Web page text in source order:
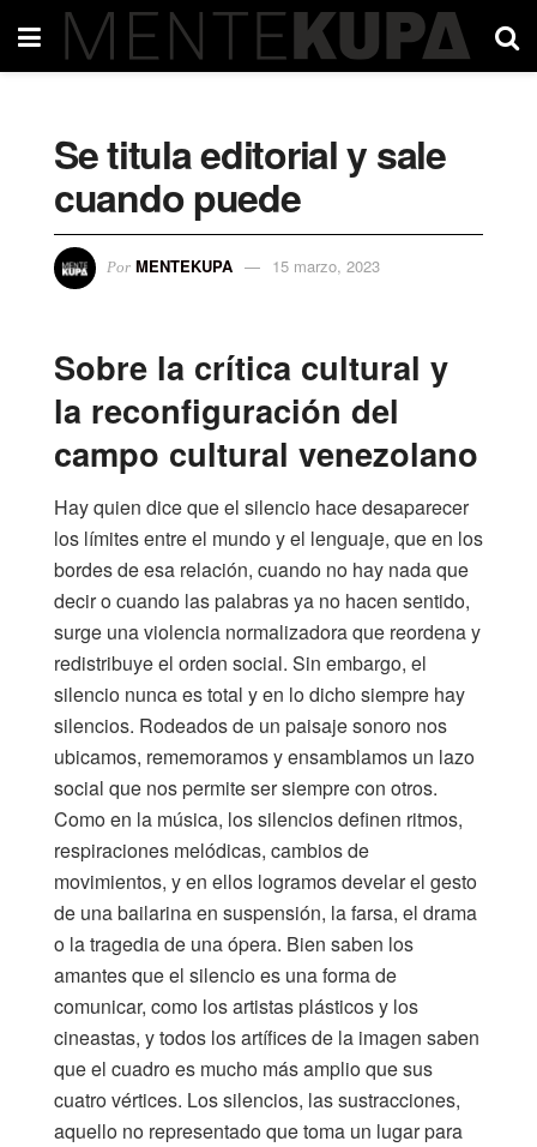
Se titula editorial y sale
cuando puede
Por MENTEKUPA 15 marzo, 2023
Sobre la crítica cultural y
la reconfiguración del
campo cultural venezolano
Hay quien dice que el silencio hace desaparecer
los límites entre el mundo y el lenguaje, que en los
bordes de esa relación, cuando no hay nada que
decir o cuando las palabras ya no hacen sentido,
surge una violencia normalizadora que reordena y
redistribuye el orden social. Sin embargo, el
silencio nunca es total y en lo dicho siempre hay
silencios. Rodeados de un paisaje sonoro nos
ubicamos, rememoramos y ensamblamos un lazo
social que nos permite ser siempre con otros.
Como en la música, los silencios definen ritmos,
respiraciones melódicas, cambios de
movimientos, y en ellos logramos develar el gesto
de una bailarina en suspensión, la farsa, el drama
o la tragedia de una ópera. Bien saben los
amantes que el silencio es una forma de
comunicar, como los artistas plásticos y los
cineastas, y todos los artífices de la imagen saben
que el cuadro es mucho más amplio que sus
cuatro vértices. Los silencios, las sustracciones,
aquello no representado que toma un lugar para